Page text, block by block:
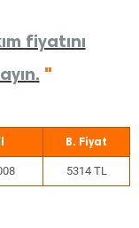
fiyatını
"
5314 TL